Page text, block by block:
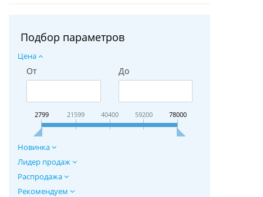
Подбор параметров
Цена
От До
2799 21599 40400 59200 78000
Новинка
Лидер продаж
Распродажа
Рекомендуем